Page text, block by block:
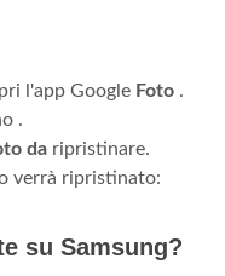
l'app Google Foto .
.
da ripristinare.
verrà ripristinato:
su Samsung?